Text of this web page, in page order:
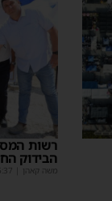
רשות
הבידוק
משה קאהן